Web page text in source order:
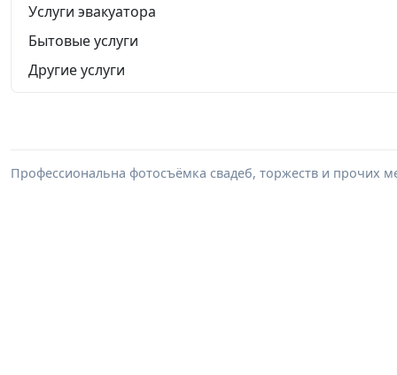
Услуги эвакуатора
Бытовые услуги
Другие услуги
Профессиональна фотосъёмка свадеб, торжеств и прочих